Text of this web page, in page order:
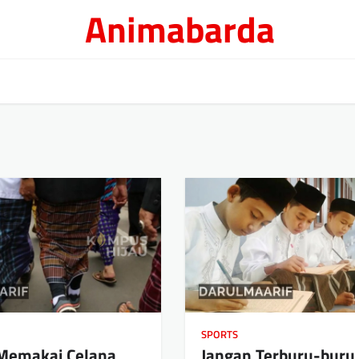
Animabarda
SPORTS